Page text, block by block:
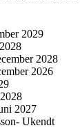
2029
2028
2026
2027
Ukendt